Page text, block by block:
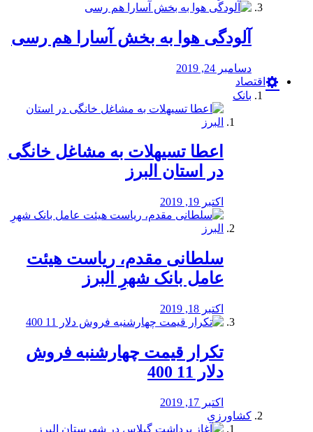
آلودگی هوا به بخش آسارا هم رسی
دسامبر 24, 2019
اقتصاد
بانک
️اعطا تسیهلات به مشاغل خانگی
در استان البرز
اکتبر 19, 2019
سلطانی مقدم، ریاست هیئت
عامل بانک شهرِ البرز
اکتبر 18, 2019
تکرار قیمت چهارشنبه فروش
دلار 11 400
اکتبر 17, 2019
کشاورزی